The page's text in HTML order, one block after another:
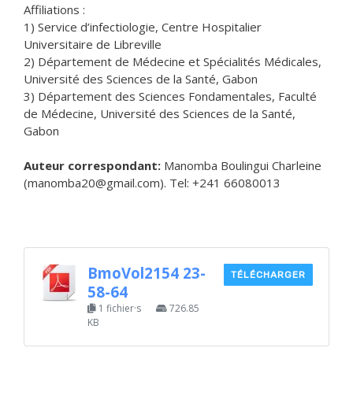
Affiliations :
1) Service d’infectiologie, Centre Hospitalier
Universitaire de Libreville
2) Département de Médecine et Spécialités Médicales,
Université des Sciences de la Santé, Gabon
3) Département des Sciences Fondamentales, Faculté
de Médecine, Université des Sciences de la Santé,
Gabon
Auteur correspondant: Manomba Boulingui Charleine
(manomba20@gmail.com). Tel: +241 66080013
BmoVol2154 23-
58-64
1 fichier·s
726.85
KB
TÉLÉCHARGER